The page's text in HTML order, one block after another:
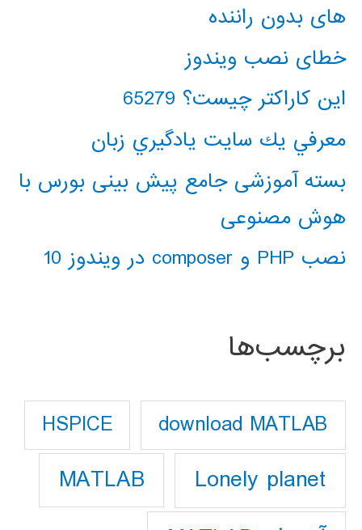
های بدون راننده
خطای نصب ویندوز
این کاراکتر چیست؟ 65279
معرفي يك سايت يادگيري زبان
بسته آموزشی جامع پیش بینی بورس با
هوش مصنوعی
نصب PHP و composer در ویندوز 10
برچسب‌ها
download MATLAB
HSPICE
Lonely planet
MATLAB